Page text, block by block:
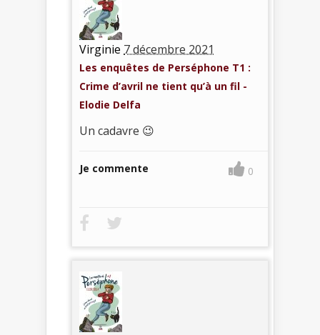
Virginie 7 décembre 2021
Les enquêtes de Perséphone T1 :
Crime d’avril ne tient qu’à un fil -
Elodie Delfa
Un cadavre 😉
Je commente 0